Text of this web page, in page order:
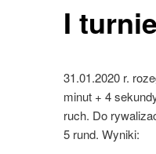
I
31.01.2020 r.
minut + 4
ruch. Do
5 rund. Wyniki: